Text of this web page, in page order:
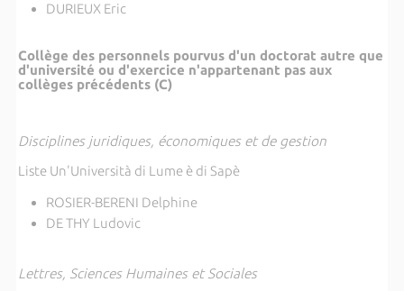
DURIEUX Eric
Collège des personnels pourvus d'un doctorat autre que
d'université ou d'exercice n'appartenant pas aux
collèges précédents (C)
Disciplines juridiques, économiques et de gestion
Liste Un'Università di Lume è di Sapè
ROSIER-BERENI Delphine
DE THY Ludovic
Lettres, Sciences Humaines et Sociales